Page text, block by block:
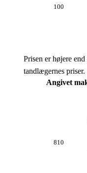
100
Prisen er højere end
tandlægernes priser.
Angivet
810